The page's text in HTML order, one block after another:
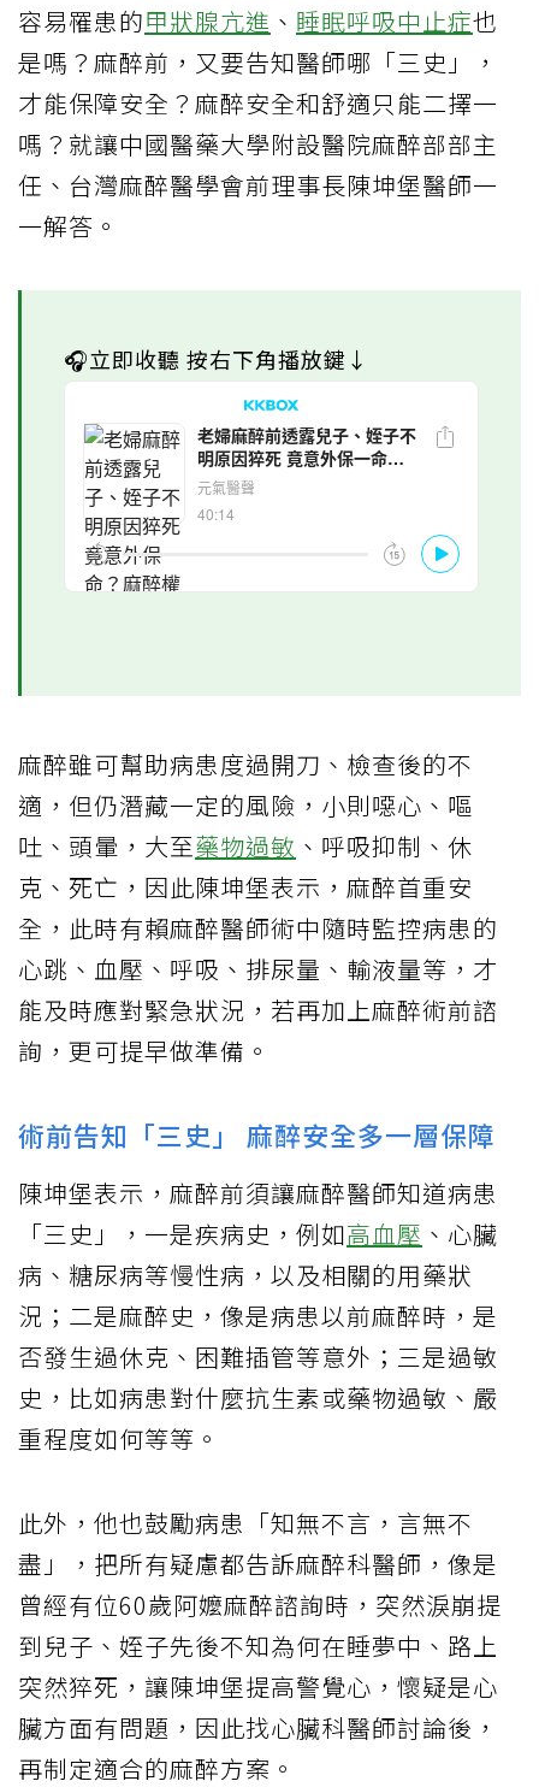
容易罹患的甲狀腺亢進 、 睡眠呼吸中止症也
是嗎？麻醉前，又要告知醫師哪「三史」，
才能保障安全？麻醉安全和舒適只能二擇一
嗎？就讓中國醫藥大學附設醫院麻醉部部主
任、台灣麻醉醫學會前理事長陳坤堡醫師一
一解答。
🎧立即收聽 按右下角播放鍵↓
麻醉雖可幫助病患度過開刀、檢查後的不
適，但仍潛藏一定的風險，小則噁心、嘔
吐、頭暈，大至藥物過敏 、呼吸抑制、休
克、死亡，因此陳坤堡表示，麻醉首重安
全，此時有賴麻醉醫師術中隨時監控病患的
心跳、血壓、呼吸、排尿量、輸液量等，才
能及時應對緊急狀況，若再加上麻醉術前諮
詢，更可提早做準備。
術前告知「三史」 麻醉安全多一層保障
陳坤堡表示，麻醉前須讓麻醉醫師知道病患
「三史」，一是疾病史，例如高血壓 、心臟
病、糖尿病等慢性病，以及相關的用藥狀
況；二是麻醉史，像是病患以前麻醉時，是
否發生過休克、困難插管等意外；三是過敏
史，比如病患對什麼抗生素或藥物過敏、嚴
重程度如何等等。
此外，他也鼓勵病患「知無不言，言無不
盡」，把所有疑慮都告訴麻醉科醫師，像是
曾經有位60歲阿嬤麻醉諮詢時，突然淚崩提
到兒子、姪子先後不知為何在睡夢中、路上
突然猝死，讓陳坤堡提高警覺心，懷疑是心
臟方面有問題，因此找心臟科醫師討論後，
再制定適合的麻醉方案。